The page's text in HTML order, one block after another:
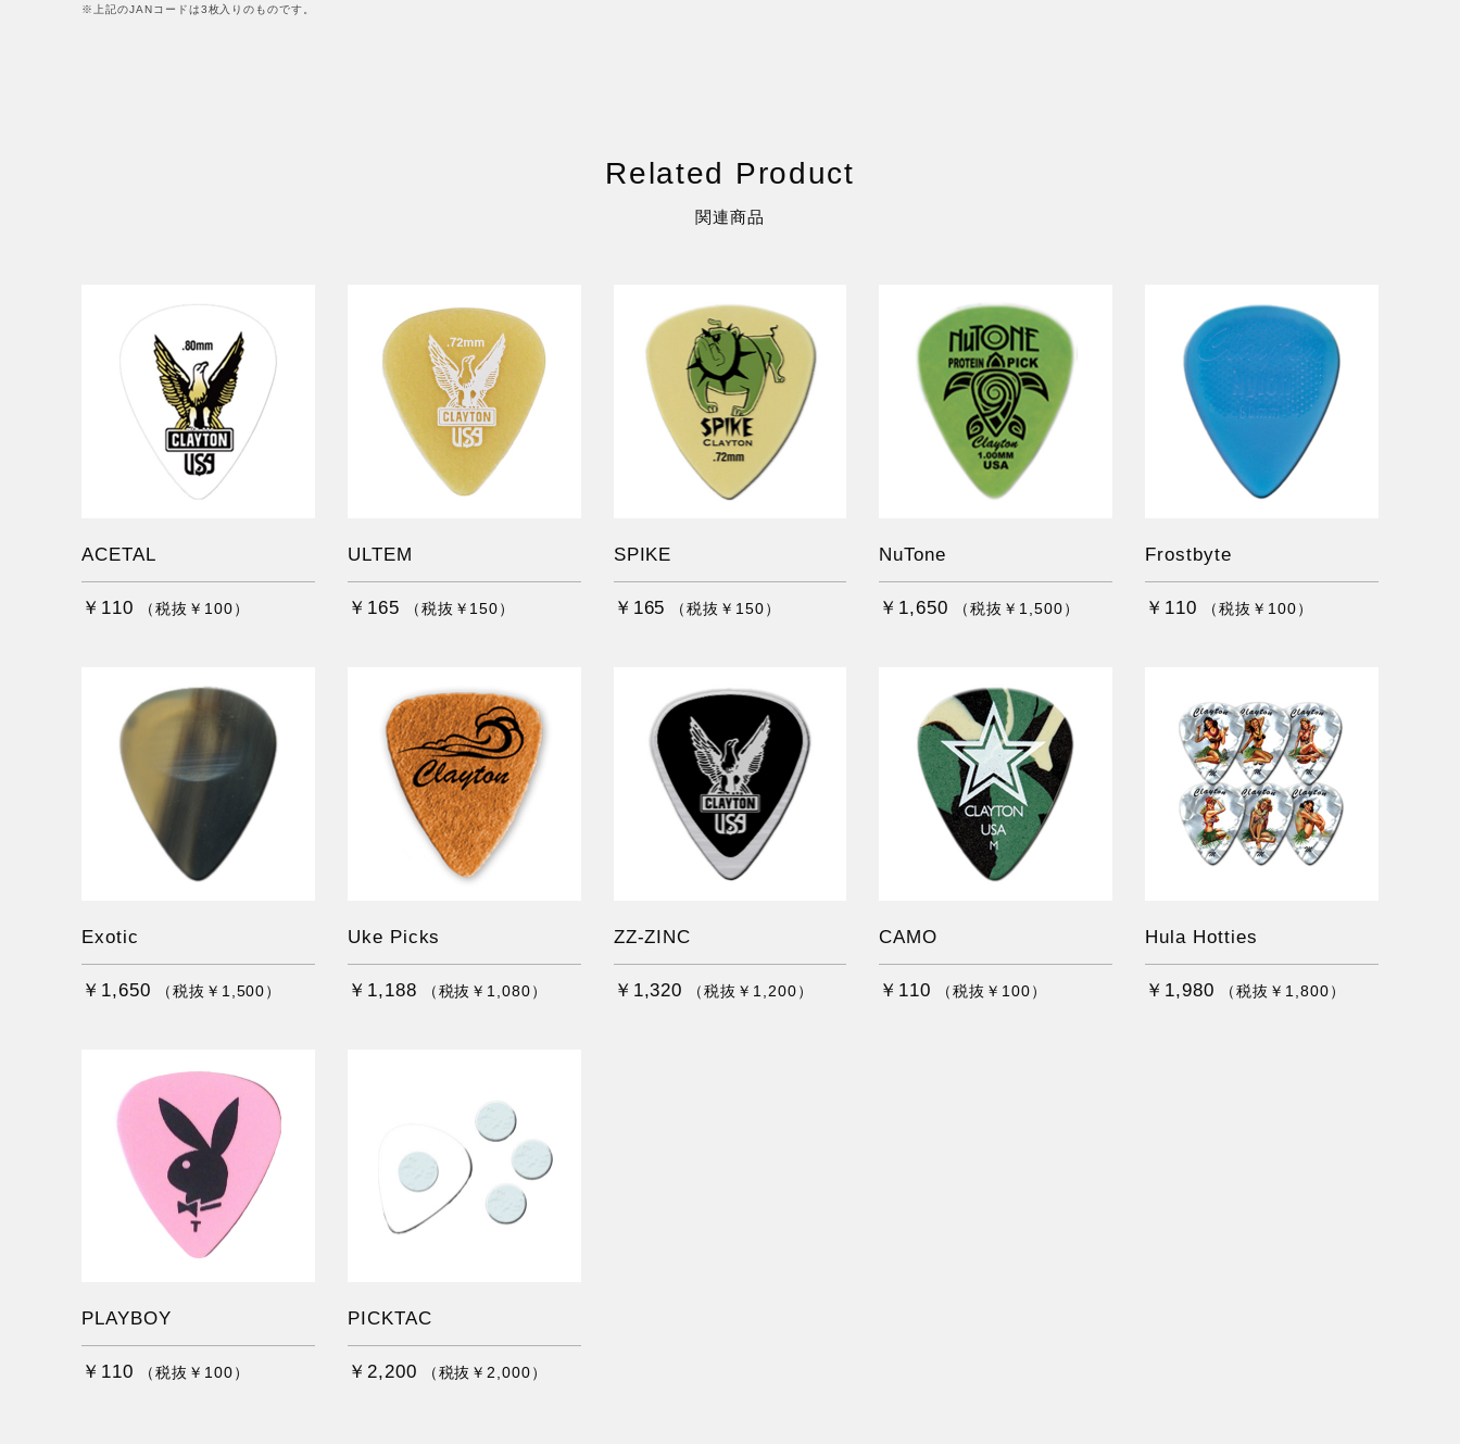
※上記のJANコードは3枚入りのものです。
Related Product
関連商品
ACETAL
￥110 （税抜￥100）
ULTEM
￥165 （税抜￥150）
SPIKE
￥165 （税抜￥150）
NuTone
￥1,650 （税抜￥1,500）
Frostbyte
￥110 （税抜￥100）
Exotic
￥1,650 （税抜￥1,500）
Uke Picks
￥1,188 （税抜￥1,080）
ZZ-ZINC
￥1,320 （税抜￥1,200）
CAMO
￥110 （税抜￥100）
Hula Hotties
￥1,980 （税抜￥1,800）
PLAYBOY
￥110 （税抜￥100）
PICKTAC
￥2,200 （税抜￥2,000）